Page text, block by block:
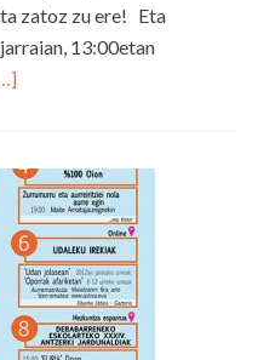
zatoz zu ere! Eta
13:00etan